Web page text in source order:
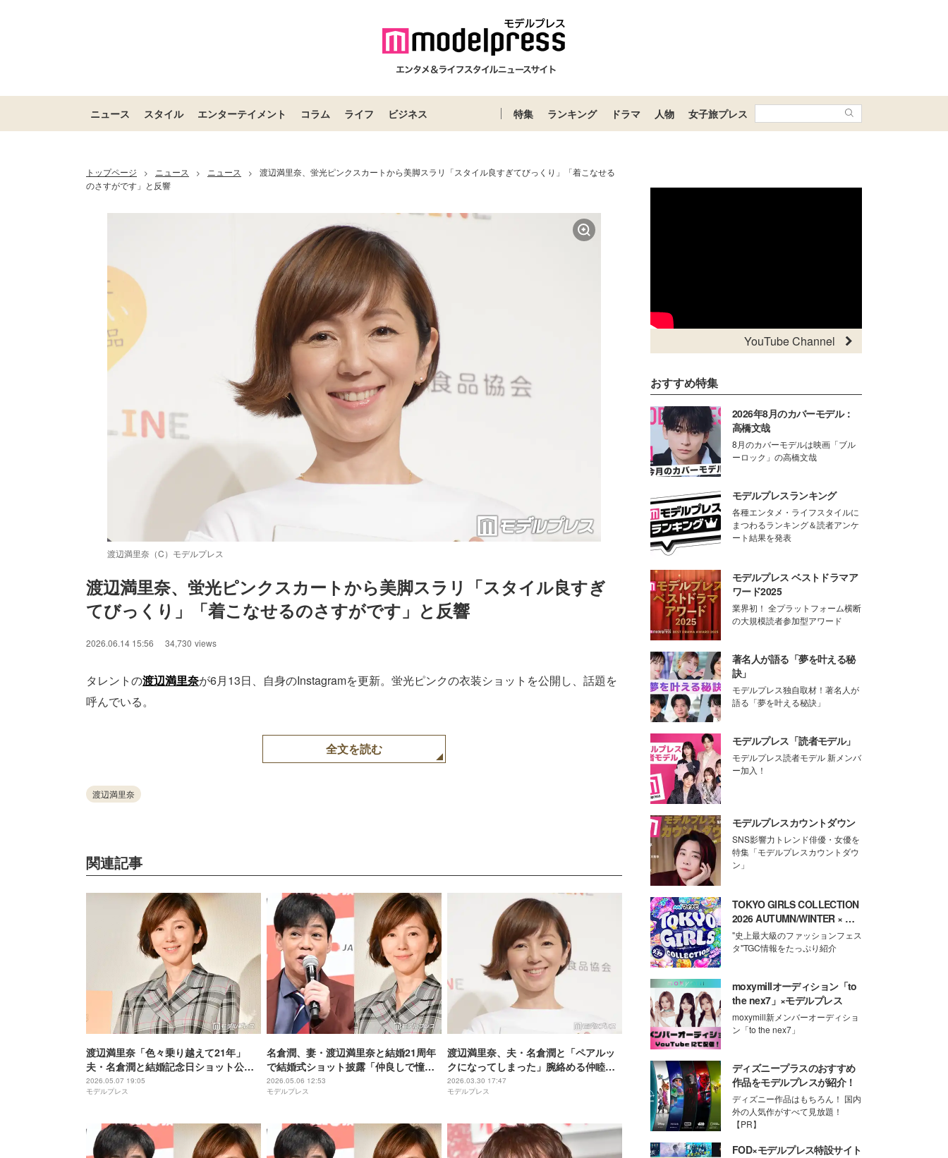
ニュース スタイル エンターテイメント コラム ライフ ビジネス 特集 ランキング ドラマ 人物 女子旅プレス
トップページ > ニュース > ニュース >
渡辺満里奈、蛍光ピンクスカートから美脚スラリ「スタイル良すぎてびっくり」「着こなせる
のさすがです」と反響
渡辺満里奈（C）モデルプレス
Unmute / Loaded:
52.23%
渡辺満里奈、蛍光ピンクスカートから美脚スラリ「スタイル良すぎ
てびっくり」「着こなせるのさすがです」と反響
2026.06.14 15:56 34,730 views
タレントの渡辺満里奈が6月13日、自身のInstagramを更新。蛍光ピンクの衣装ショットを公開し、話題を
呼んでいる。
全文を読む
渡辺満里奈
関連記事
渡辺満里奈「色々乗り越えて21年」
夫・名倉潤と結婚記念日ショット公開
「お似合いすぎる」「いつまでも素敵
なご夫婦」と反響
2026.05.07 19:05
モデルプレス
名倉潤、妻・渡辺満里奈と結婚21周年
で結婚式ショット披露「仲良しで憧れ
の夫婦」「今も昔も変わらず素敵」の
声
2026.05.06 12:53
モデルプレス
渡辺満里奈、夫・名倉潤と「ペアルッ
クになってしまった」腕絡める仲睦ま
じい姿に「いつまでもラブラブ」「お
揃い可愛すぎる」の声
2026.03.30 17:47
モデルプレス
YouTube Channel
おすすめ特集
2026年8月のカバーモデル：
高橋文哉
8月のカバーモデルは映画「ブル
ーロック」の高橋文哉
モデルプレスランキング
各種エンタメ・ライフスタイルに
まつわるランキング＆読者アンケ
ート結果を発表
モデルプレス ベストドラマア
ワード2025
業界初！ 全プラットフォーム横断
の大規模読者参加型アワード
著名人が語る「夢を叶える秘
訣」
モデルプレス独自取材！著名人が
語る「夢を叶える秘訣」
モデルプレス「読者モデル」
モデルプレス読者モデル 新メンバ
ー加入！
モデルプレスカウントダウン
SNS影響力トレンド俳優・女優を
特集「モデルプレスカウントダウ
ン」
TOKYO GIRLS COLLECTION
2026 AUTUMN/WINTER × モ
デルプレス
"史上最大級のファッションフェス
タ"TGC情報をたっぷり紹介
moxymillオーディション「to
the nex7」×モデルプレス
moxymill新メンバーオーディショ
ン「to the nex7」
ディズニープラスのおすすめ
作品をモデルプレスが紹介！
ディズニー作品はもちろん！ 国内
外の人気作がすべて見放題！
【PR】
FOD×モデルプレス特設サイト